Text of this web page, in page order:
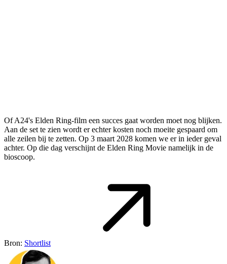
Of A24's Elden Ring-film een succes gaat worden moet nog blijken.
Aan de set te zien wordt er echter kosten noch moeite gespaard om
alle zeilen bij te zetten. Op 3 maart 2028 komen we er in ieder geval
achter. Op die dag verschijnt de Elden Ring Movie namelijk in de
bioscoop.
Bron: Shortlist